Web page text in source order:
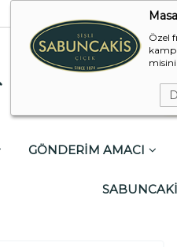
Özel
GÖNDERİM AMACI